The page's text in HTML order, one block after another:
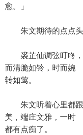
愈。」
朱文期待的点点头
裘芷仙调弦叮咚，
而清脆如铃，时而婉
转如莺。
朱文听着心里都跟
美，端庄文雅，一时
都有点痴了。